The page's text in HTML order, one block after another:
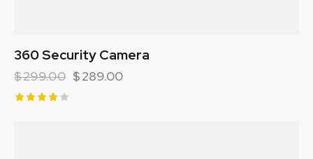
360 Security Camera
$299.00 $289.00